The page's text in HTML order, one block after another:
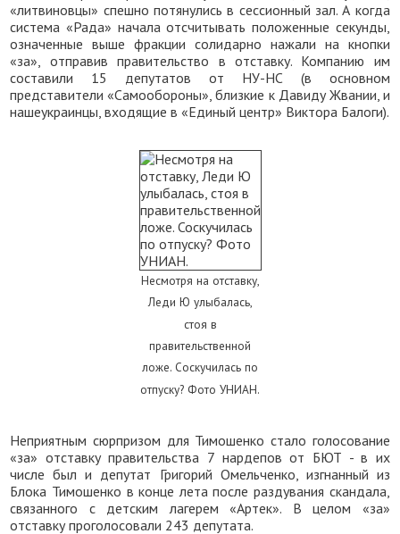
«литвиновцы» спешно потянулись в сессионный зал. А когда
система «Рада» начала отсчитывать положенные секунды,
означенные выше фракции солидарно нажали на кнопки
«за», отправив правительство в отставку. Компанию им
составили 15 депутатов от НУ-НС (в основном
представители «Самообороны», близкие к Давиду Жвании, и
нашеукраинцы, входящие в «Единый центр» Виктора Балоги).
Несмотря на отставку,
Леди Ю улыбалась,
стоя в
правительственной
ложе. Соскучилась по
отпуску? Фото УНИАН.
Неприятным сюрпризом для Тимошенко стало голосование
«за» отставку правительства 7 нардепов от БЮТ - в их
числе был и депутат Григорий Омельченко, изгнанный из
Блока Тимошенко в конце лета после раздувания скандала,
связанного с детским лагерем «Артек». В целом «за»
отставку проголосовали 243 депутата.